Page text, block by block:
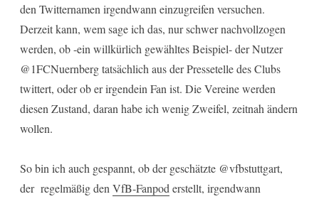
den Twitternamen irgendwann einzugreifen versuchen.
Derzeit kann, wem sage ich das, nur schwer nachvollzogen
werden, ob -ein willkürlich gewähltes Beispiel- der Nutzer
@1FCNuernberg tatsächlich aus der Pressetelle des Clubs
twittert, oder ob er irgendein Fan ist. Die Vereine werden
diesen Zustand, daran habe ich wenig Zweifel, zeitnah ändern
wollen.
So bin ich auch gespannt, ob der geschätzte @vfbstuttgart,
der regelmäßig den VfB-Fanpod erstellt, irgendwann